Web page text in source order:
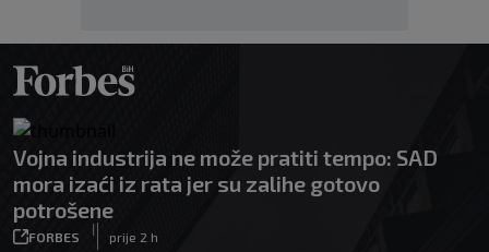
Vojna industrija ne može pratiti tempo: SAD
mora izaći iz rata jer su zalihe gotovo
potrošene
FORBES
|
prije 2 h